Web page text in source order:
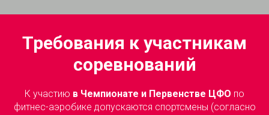
Требования к участникам
соревнований
К участию в Чемпионате и Первенстве ЦФО по
фитнес-аэробике допускаются спортсмены (согласно